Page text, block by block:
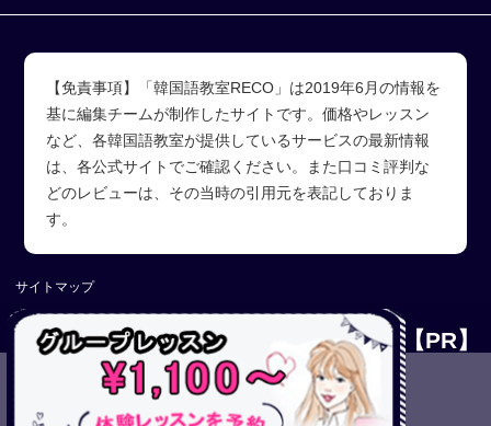
【免責事項】「韓国語教室RECO」は2019年6月の情報を
基に編集チームが制作したサイトです。価格やレッスン
など、各韓国語教室が提供しているサービスの最新情報
は、各公式サイトでご確認ください。また口コミ評判な
どのレビューは、その当時の引用元を表記しておりま
す。
サイトマップ
Copyright (C)【PR】韓国語教室RECO All Rights Reserved.
【PR】